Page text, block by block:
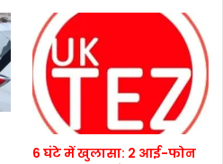
6 घंटे में खुलासा: 2 आई-फोन